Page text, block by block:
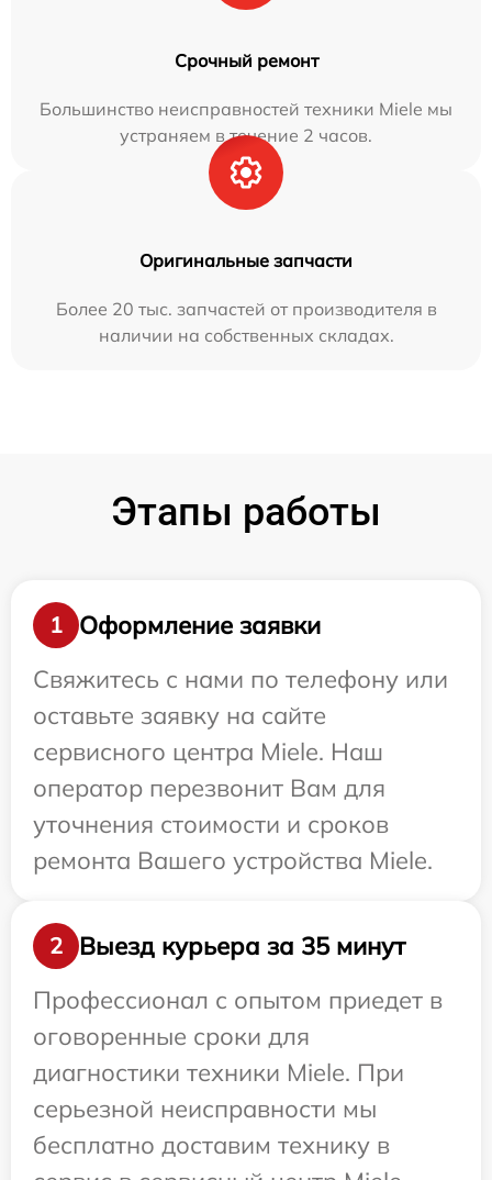
Срочный ремонт
Большинство неисправностей техники Miele мы
устраняем в течение 2 часов.
Оригинальные запчасти
Более 20 тыс. запчастей от производителя в
наличии на собственных складах.
Этапы работы
1
Оформление заявки
Свяжитесь с нами по телефону или
оставьте заявку на сайте
сервисного центра Miele. Наш
оператор перезвонит Вам для
уточнения стоимости и сроков
ремонта Вашего устройства Miele.
2
Выезд курьера за 35 минут
Профессионал с опытом приедет в
оговоренные сроки для
диагностики техники Miele. При
серьезной неисправности мы
бесплатно доставим технику в